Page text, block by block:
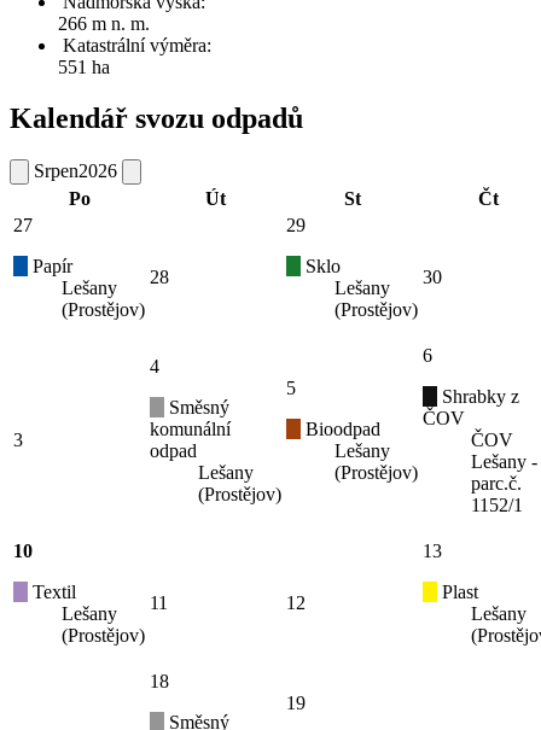
266 m n. m.
Katastrální výměra:
551 ha
Kalendář svozu odpadů
Srpen2026
Po
Út St
Čt
27
Papír
Lešany
(Prostějov)
28
29
Sklo
Lešany
(Prostějov)
30
3
4
Směsný
komunální
odpad
Lešany
(Prostějov)
5
Bioodpad
Lešany
(Prostějov)
6
Shrabky z
ČOV
ČOV
Lešany -
parc.č.
1152/1
10
Textil
Lešany
(Prostějov)
11 12
13
Plast
Lešany
18
Směsný
19